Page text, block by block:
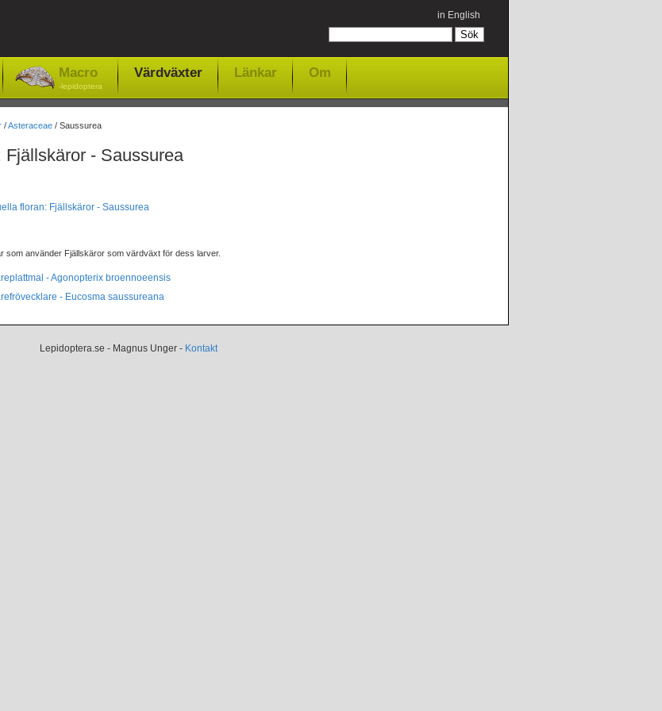
in English
Macro
-lepidoptera
Värdväxter Länkar Om
/Asteraceae/ Saussurea
Fjällskäror - Saussurea
floran: Fjällskäror - Saussurea
som använder Fjällskäror som värdväxt för dess larver.
- Agonopterix broennoeensis
- Eucosma saussureana
Lepidoptera.se - Magnus Unger - Kontakt